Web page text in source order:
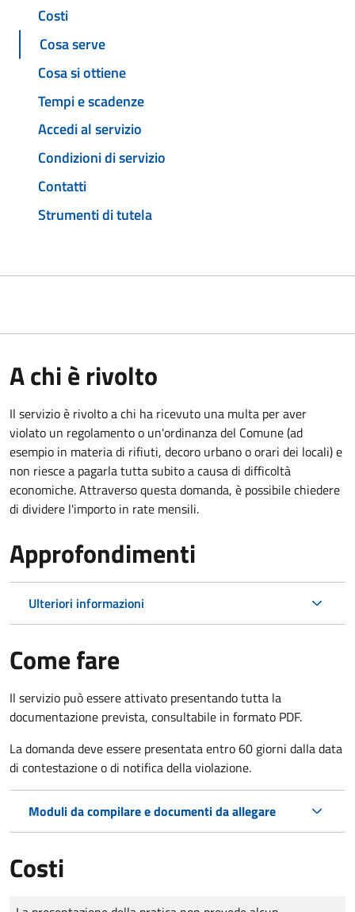
Costi
Cosa serve
Cosa si ottiene
Tempi e scadenze
Accedi al servizio
Condizioni di servizio
Contatti
Strumenti di tutela
A chi è rivolto
Il servizio è rivolto a chi ha ricevuto una multa per aver
violato un regolamento o un'ordinanza del Comune (ad
esempio in materia di rifiuti, decoro urbano o orari dei locali) e
non riesce a pagarla tutta subito a causa di difficoltà
economiche. Attraverso questa domanda, è possibile chiedere
di dividere l'importo in rate mensili.
Approfondimenti
Ulteriori informazioni
Come fare
Il servizio può essere attivato presentando tutta la
documentazione prevista, consultabile in formato PDF.
La domanda deve essere presentata entro 60 giorni dalla data
di contestazione o di notifica della violazione.
Moduli da compilare e documenti da allegare
Costi
Tipo di pagamento
Importo